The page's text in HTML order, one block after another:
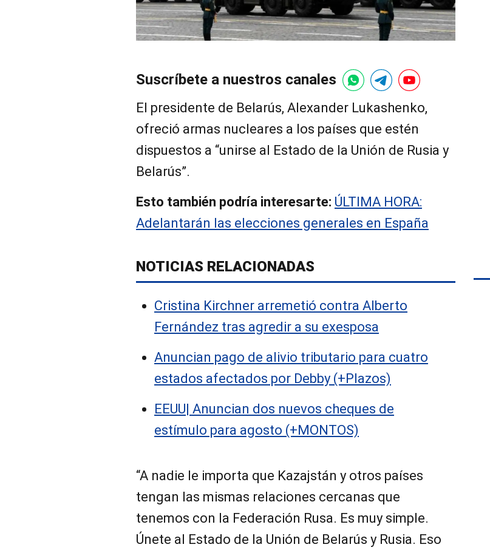
Suscríbete a nuestros canales
El presidente de Belarús, Alexander Lukashenko,
ofreció armas nucleares a los países que estén
dispuestos a “unirse al Estado de la Unión de Rusia y
Belarús”.
Esto también podría interesarte: ÚLTIMA HORA:
Adelantarán las elecciones generales en España
NOTICIAS RELACIONADAS
Cristina Kirchner arremetió contra Alberto
Fernández tras agredir a su exesposa
Anuncian pago de alivio tributario para cuatro
estados afectados por Debby (+Plazos)
EEUU| Anuncian dos nuevos cheques de
estímulo para agosto (+MONTOS)
“A nadie le importa que Kazajstán y otros países
tengan las mismas relaciones cercanas que
tenemos con la Federación Rusa. Es muy simple.
Únete al Estado de la Unión de Belarús y Rusia. Eso